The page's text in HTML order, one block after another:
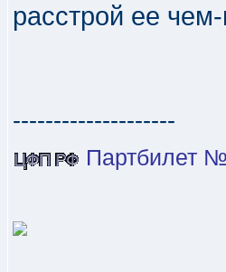
расстрой ее
--------------------
Партбилет